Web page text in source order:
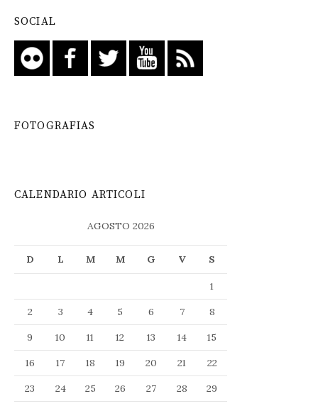
SOCIAL
FOTOGRAFIAS
CALENDARIO ARTICOLI
AGOSTO 2026
D L M M G V S
1
2
3 4 5 6 7
8
9
10 11 12 13 14
15
16
17 18 19 20 21
22
23
24 25 26 27 28
29